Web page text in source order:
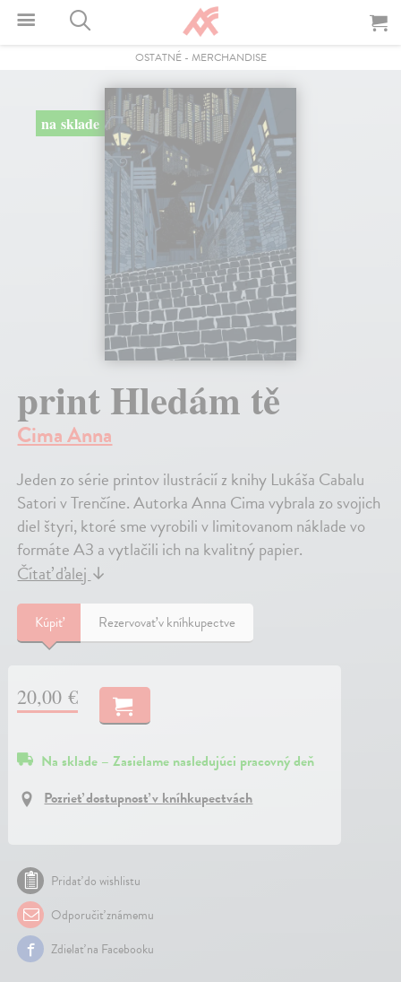
OSTATNÉ- MERCHANDISE
na sklade
print Hledám tě
Cima Anna
Jeden zo série printov ilustrácií z knihy Lukáša Cabalu
Satori v Trenčíne. Autorka Anna Cima vybrala zo svojich
diel štyri, ktoré sme vyrobili v limitovanom náklade vo
formáte A3 a vytlačili ich na kvalitný papier.
Čítať ďalej ↓
Kúpiť Rezervovať v kníhkupectve
20,00 €
Na sklade – Zasielame nasledujúci pracovný deň
Pozrieť dostupnosť v kníhkupectvách
Pridať do wishlistu
Odporučiť známemu
Zdielať na Facebooku